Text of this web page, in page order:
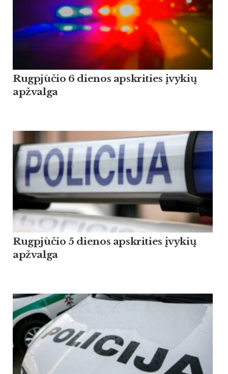
Rugpjūčio 6 dienos apskrities įvykių
apžvalga
Rugpjūčio 5 dienos apskrities įvykių
apžvalga